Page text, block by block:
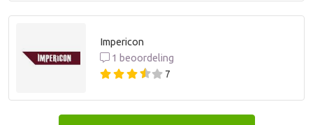
Impericon
1 beoordeling
7